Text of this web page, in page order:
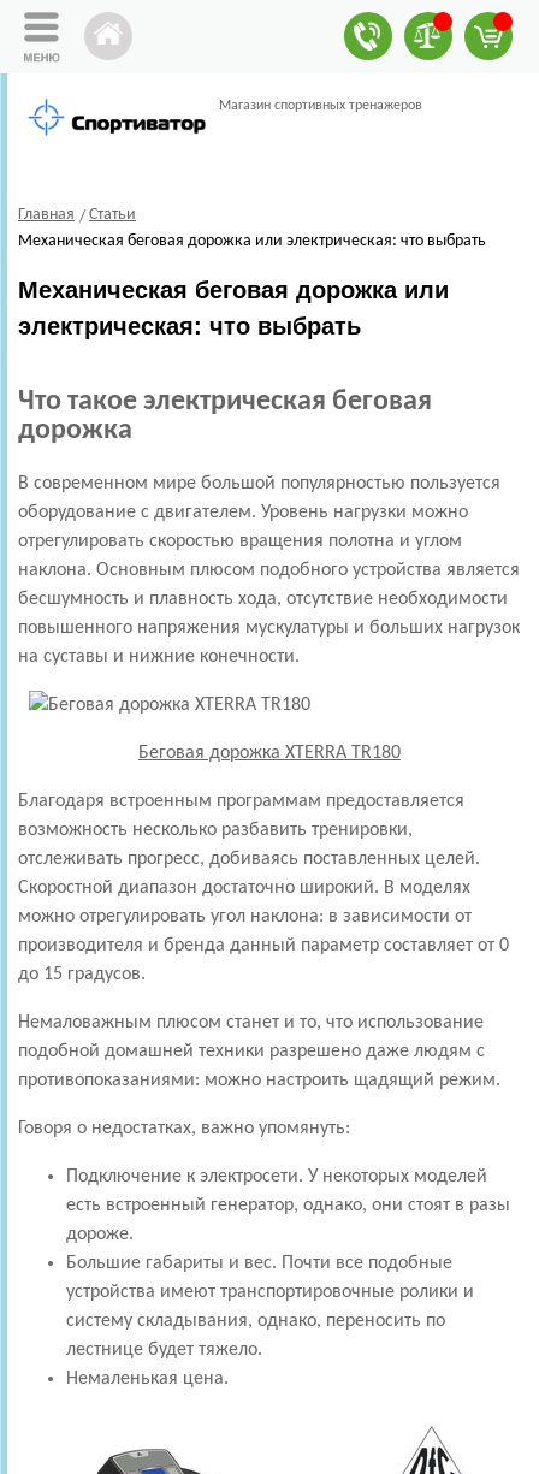
Магазин спортивных тренажеров
Главная
Статьи
Механическая беговая дорожка или электрическая: что выбрать
Механическая беговая дорожка или
электрическая: что выбрать
Что такое электрическая беговая
дорожка
В современном мире большой популярностью пользуется
оборудование с двигателем. Уровень нагрузки можно
отрегулировать скоростью вращения полотна и углом
наклона. Основным плюсом подобного устройства является
бесшумность и плавность хода, отсутствие необходимости
повышенного напряжения мускулатуры и больших нагрузок
на суставы и нижние конечности.
Беговая дорожка XTERRA TR180
Благодаря встроенным программам предоставляется
возможность несколько разбавить тренировки,
отслеживать прогресс, добиваясь поставленных целей.
Скоростной диапазон достаточно широкий. В моделях
можно отрегулировать угол наклона: в зависимости от
производителя и бренда данный параметр составляет от 0
до 15 градусов.
Немаловажным плюсом станет и то, что использование
подобной домашней техники разрешено даже людям с
противопоказаниями: можно настроить щадящий режим.
Говоря о недостатках, важно упомянуть:
Подключение к электросети. У некоторых моделей
есть встроенный генератор, однако, они стоят в разы
дороже.
Большие габариты и вес. Почти все подобные
устройства имеют транспортировочные ролики и
систему складывания, однако, переносить по
лестнице будет тяжело.
Немаленькая цена.